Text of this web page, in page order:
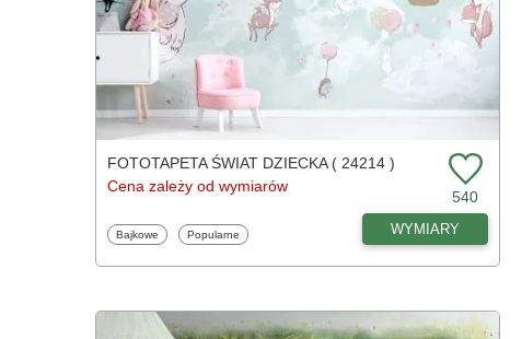
FOTOTAPETA ŚWIAT DZIECKA ( 24214 )
Cena zależy od wymiarów
540
Fototapety
Bajkowe Fototapety
Popularne WYMIARY